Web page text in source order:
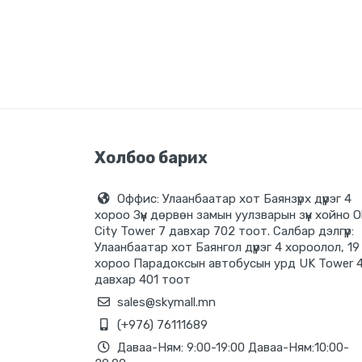
Хямдарсан бараа
Шинэ бараа
Цэвэрлэгээний материал
Projector
Холбоо барих
Оффис: Улаанбаатар хот Баянзүрх дүүрэг 4
хороо Зүүн дөрвөн замын уулзварын зүүн хойно
City Tower 7 давхар 702 тоот. Салбар дэлгүүр:
Улаанбаатар хот Баянгол дүүрэг 4 хороолол, 19
хороо Парадоксын автобусын урд UK Tower
давхар 401 тоот
sales@skymall.mn
(+976) 76111689
Даваа-Ням: 9:00-19:00 Даваа-Ням:10:00-